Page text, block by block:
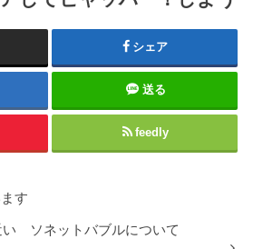
シェア
送る
feedly
す
い ソネットバブルについて